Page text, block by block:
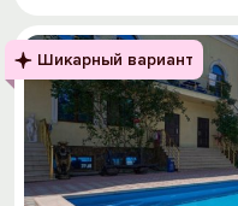
Шикарный вариант
Войти или